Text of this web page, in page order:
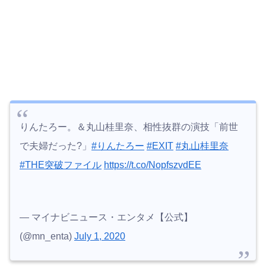
りんたろー。＆丸山桂里奈、相性抜群の演技「前世
で夫婦だった?」 #りんたろー #EXIT #丸山桂里奈
#THE突破ファイル https://t.co/NopfszvdEE
— マイナビニュース・エンタメ【公式】
(@mn_enta) July 1, 2020